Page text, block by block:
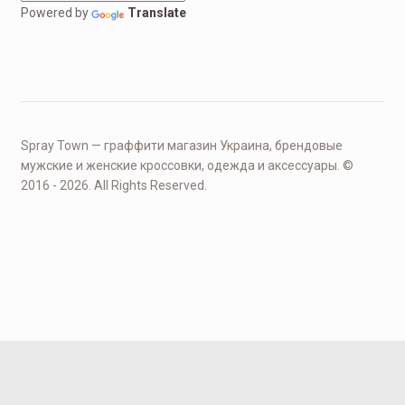
Powered by Translate
Spray Town — граффити магазин Украина, брендовые
мужские и женские кроссовки, одежда и аксессуары. ©
2016 - 2026. All Rights Reserved.